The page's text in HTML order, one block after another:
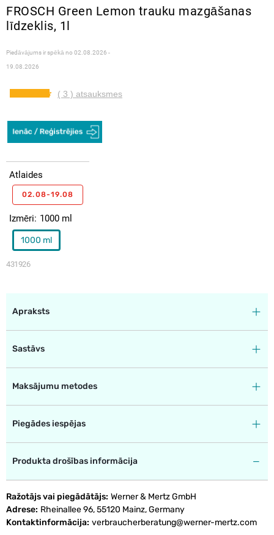
FROSCH Green Lemon trauku mazgāšanas
līdzeklis, 1l
Piedāvājums ir spēkā no 02.08.2026 -
19.08.2026
( 3 ) atsauksmes
431926
Izmēri 1000 ml
1000 ml
Atlaides
02.08-19.08
Apraksts
Sastāvs
Maksājumu metodes
Piegādes iespējas
Produkta drošības informācija
Ražotājs vai piegādātājs Werner & Mertz GmbH
Adrese Rheinallee 96, 55120 Mainz, Germany
Kontaktinformācija verbraucherberatung@werner-mertz.com